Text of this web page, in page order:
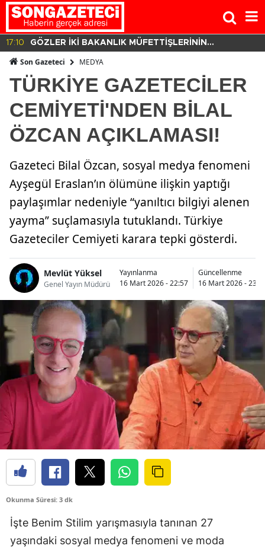
17:10
GÖZLER İKİ BAKANLIK MÜFETTİŞLERİNİN
Son Gazeteci MEDYA
TÜRKİYE GAZETECİLER
CEMİYETİ'NDEN BİLAL
ÖZCAN AÇIKLAMASI!
Gazeteci Bilal Özcan, sosyal medya fenomeni
Ayşegül Eraslan’ın ölümüne ilişkin yaptığı
paylaşımlar nedeniyle “yanıltıcı bilgiyi alenen
yayma” suçlamasıyla tutuklandı. Türkiye
Gazeteciler Cemiyeti karara tepki gösterdi.
Mevlüt Yüksel
Genel Yayın Müdürü
Yayınlanma
16 Mart 2026 - 22:57
Güncellenme
16 Mart 2026 -
Okunma Süresi: 3 dk
İşte Benim Stilim yarışmasıyla tanınan 27
yaşındaki sosyal medya fenomeni ve moda